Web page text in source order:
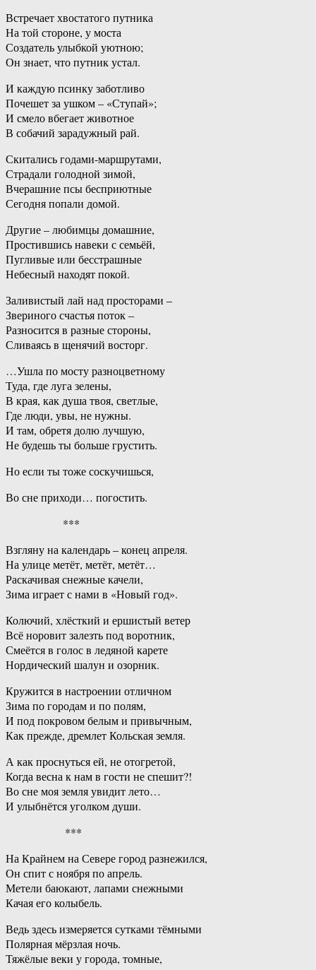
Встречает хвостатого путника
На той стороне, у моста
Создатель улыбкой уютною;
Он знает, что путник устал.
И каждую псинку заботливо
Почешет за ушком – «Ступай»;
И смело вбегает животное
В собачий зарадужный рай.
Скитались годами-маршрутами,
Страдали голодной зимой,
Вчерашние псы бесприютные
Сегодня попали домой.
Другие – любимцы домашние,
Простившись навеки с семьёй,
Пугливые или бесстрашные
Небесный находят покой.
Заливистый лай над просторами –
Звериного счастья поток –
Разносится в разные стороны,
Сливаясь в щенячий восторг.
…Ушла по мосту разноцветному
Туда, где луга зелены,
В края, как душа твоя, светлые,
Где люди, увы, не нужны.
И там, обретя долю лучшую,
Не будешь ты больше грустить.
Но если ты тоже соскучишься,
Во сне приходи… погостить.
***
Взгляну на календарь – конец апреля.
На улице метёт, метёт, метёт…
Раскачивая снежные качели,
Зима играет с нами в «Новый год».
Колючий, хлёсткий и ершистый ветер
Всё норовит залезть под воротник,
Смеётся в голос в ледяной карете
Нордический шалун и озорник.
Кружится в настроении отличном
Зима по городам и по полям,
И под покровом белым и привычным,
Как прежде, дремлет Кольская земля.
А как проснуться ей, не отогретой,
Когда весна к нам в гости не спешит?!
Во сне моя земля увидит лето…
И улыбнётся уголком души.
***
На Крайнем на Севере город разнежился,
Он спит с ноября по апрель.
Метели баюкают, лапами снежными
Качая его колыбель.
Ведь здесь измеряется сутками тёмными
Полярная мёрзлая ночь.
Тяжёлые веки у города, томные,